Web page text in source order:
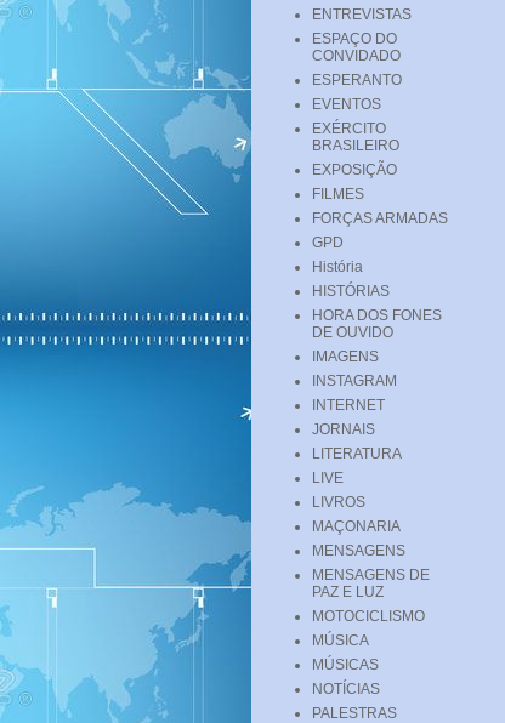
ENTREVISTAS
ESPAÇO DO
CONVIDADO
ESPERANTO
EVENTOS
EXÉRCITO
BRASILEIRO
EXPOSIÇÃO
FILMES
FORÇAS ARMADAS
GPD
História
HISTÓRIAS
HORA DOS FONES
DE OUVIDO
IMAGENS
INSTAGRAM
INTERNET
JORNAIS
LITERATURA
LIVE
LIVROS
MAÇONARIA
MENSAGENS
MENSAGENS DE
PAZ E LUZ
MOTOCICLISMO
MÚSICA
MÚSICAS
NOTÍCIAS
PALESTRAS